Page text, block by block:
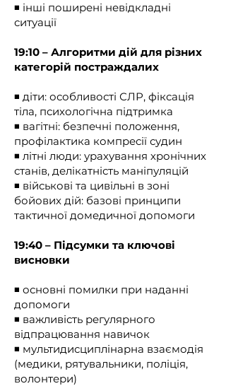
екстреної медичної допомоги
відповідно до цього Закону
діагностичних та лікувальних
заходів, спрямованих на
людини у невідкладному стані та
мінімізацію наслідків впливу
такого стану на її здоров’я;
Це означає, що екстрену медичну
допомогу можуть надавати
виключно працівники системи
ЕМД, а домедичну – особи, які не
відповідно до Закону зобовʼязані
надати допомогу.
Водночас є Закон України "Основи
законодавства України про
охорону здоров'я":
Стаття 35-1. Первинна медична
допомога
◾️ інші поширені невідкладні
ситуації
19:10 – Алгоритми дій для різних
категорій постраждалих
◾️ діти: особливості СЛР, фіксація
тіла, психологічна підтримка
◾️ вагітні: безпечні положення,
профілактика компресії судин
◾️ літні люди: урахування хронічних
станів, делікатність маніпуляцій
◾️ військові та цивільні в зоні
бойових дій: базові принципи
тактичної домедичної допомоги
19:40 – Підсумки та ключові
висновки
◾️ основні помилки при наданні
допомоги
◾️ важливість регулярного
відпрацювання навичок
◾️ мультидисциплінарна взаємодія
(медики, рятувальники, поліція,
волонтери)